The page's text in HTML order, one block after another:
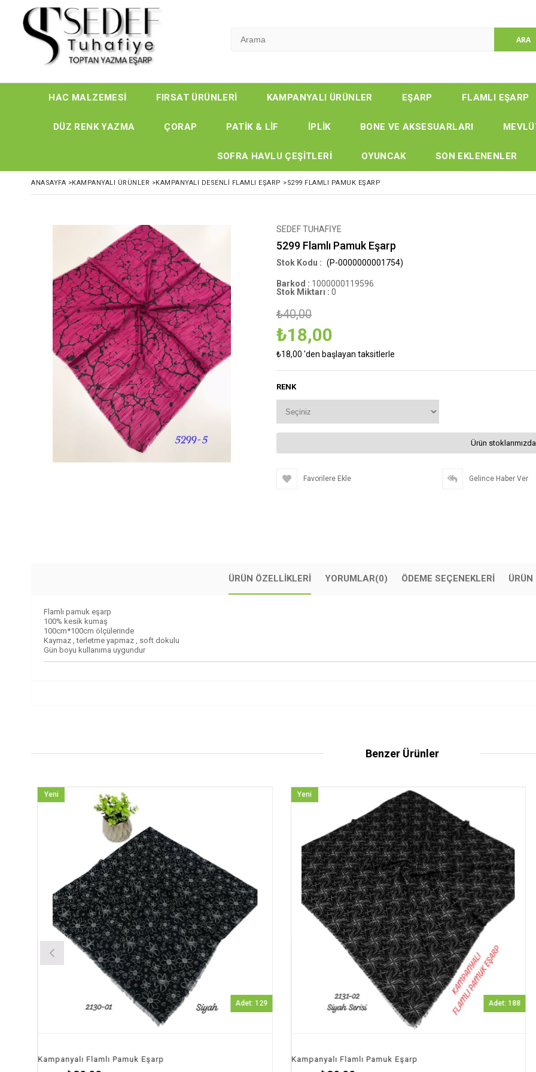
HAC MALZEMESİ FIRSAT ÜRÜNLERİ KAMPANYALI ÜRÜNLER EŞARP FLAMLI EŞARP
DÜZ RENK YAZMA ÇORAP PATİK & LİF İPLİK BONE VE AKSESUARLARI
SOFRA HAVLU ÇEŞİTLERİ OYUNCAK SON EKLENENLER
ANASAYFA >KAMPANYALI ÜRÜNLER >KAMPANYALI DESENLİ FLAMLI EŞARP >5299 FLAMLI PAMUK EŞARP
SEDEF TUHAFİYE
5299 Flamlı Pamuk Eşarp
(P-0000000001754)
Barkod : 1000000119596
Stok Miktarı : 0
₺40,00
₺18,00
₺18,00 'den başlayan taksitlerle
RENK
Ürün
Favorilere Ekle Gelince Haber Ver
ÜRÜN ÖZELLIKLERI YORUMLAR(0) ÖDEME SEÇENEKLERI ÜRÜN
Flamlı pamuk eşarp
100% kesik kumaş
100cm*100cm ölçülerinde
Kaymaz , terletme yapmaz , soft dokulu
Gün boyu kullanıma uygundur
Benzer Ürünler
Flamlı Pamuk Eşarp
Adet: 129
Kampanyalı Flamlı Pamuk Eşarp
Adet: 188